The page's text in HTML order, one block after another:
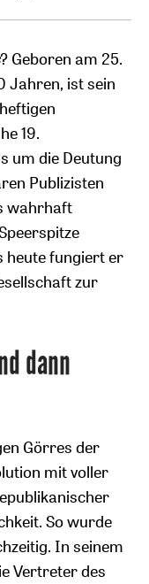
? Geboren am 25.
Jahren, ist sein
19.
um die Deutung
Publizisten
wahrhaft
heute fungiert er
zur
dann
Görres der
mit voller
So wurde
In seinem
Vertreter des